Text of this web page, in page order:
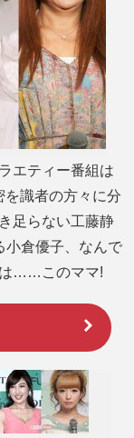
エティー番組は
識者の方々に分
足らない工藤静
小倉優子、なんで
……このママ!